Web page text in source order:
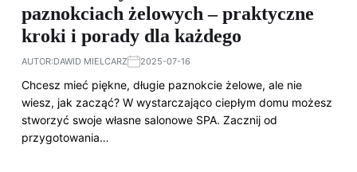
paznokciach żelowych – praktyczne
kroki i porady dla każdego
AUTOR:DAWID MIELCARZ 2025-07-16
Chcesz mieć piękne, długie paznokcie żelowe, ale nie
wiesz, jak zacząć? W wystarczająco ciepłym domu możesz
stworzyć swoje własne salonowe SPA. Zacznij od
przygotowania…